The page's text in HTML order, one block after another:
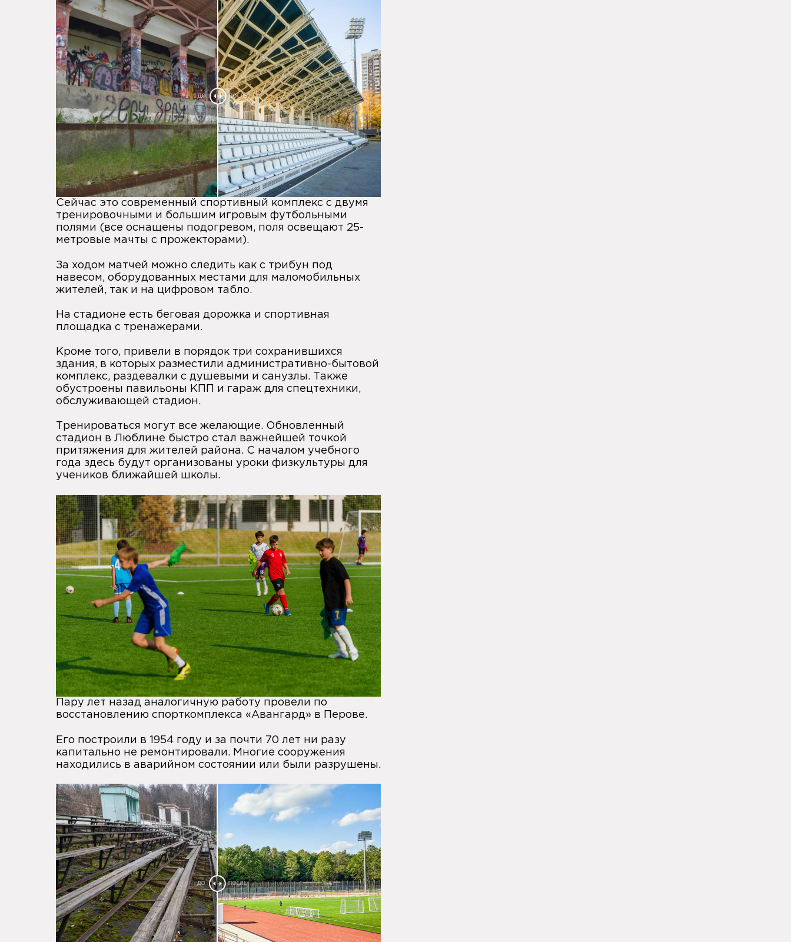
Сейчас это современный спортивный комплекс с двумя
тренировочными и большим игровым футбольными
полями (все оснащены подогревом, поля освещают 25-
метровые мачты с прожекторами).
За ходом матчей можно следить как с трибун под
навесом, оборудованных местами для маломобильных
жителей, так и на цифровом табло.
На стадионе есть беговая дорожка и спортивная
площадка с тренажерами.
Кроме того, привели в порядок три сохранившихся
здания, в которых разместили административно-бытовой
комплекс, раздевалки с душевыми и санузлы. Также
обустроены павильоны КПП и гараж для спецтехники,
обслуживающей стадион.
Тренироваться могут все желающие. Обновленный
стадион в Люблине быстро стал важнейшей точкой
притяжения для жителей района. С началом учебного
года здесь будут организованы уроки физкультуры для
учеников ближайшей школы.
Пару лет назад аналогичную работу провели по
восстановлению спорткомплекса «Авангард» в Перове.
Его построили в 1954 году и за почти 70 лет ни разу
капитально не ремонтировали. Многие сооружения
находились в аварийном состоянии или были разрушены.